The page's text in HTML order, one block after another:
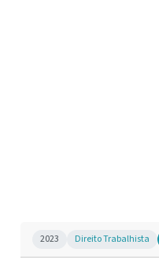
2023 Direito Trabalhista